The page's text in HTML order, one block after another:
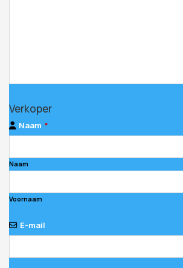
Verkoper
Naam *
Naam
Voornaam
E-mail